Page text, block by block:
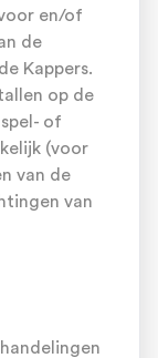
en/of
de
Kappers.
op de
of
(voor
van de
van